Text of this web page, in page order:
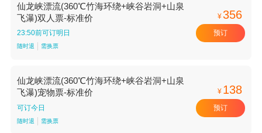
仙龙峡漂流(360℃竹海环绕+峡谷岩洞+山泉
飞瀑)双人票-标准价
23:50前可订明日
随时退 需换票
¥356
预订
仙龙峡漂流(360℃竹海环绕+峡谷岩洞+山泉
飞瀑)宠物票-标准价
可订今日
随时退 需换票
¥ 138
预订